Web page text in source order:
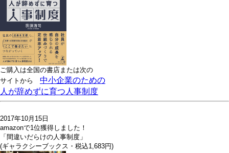
ご購入は全国の書店または次の
サイトから 中小企業のための
人が辞めずに育つ人事制度
2017年10月15日
amazonで1位獲得しました！
「間違いだらけの人事制度」
(ギャラクシーブックス・税込1,683円)